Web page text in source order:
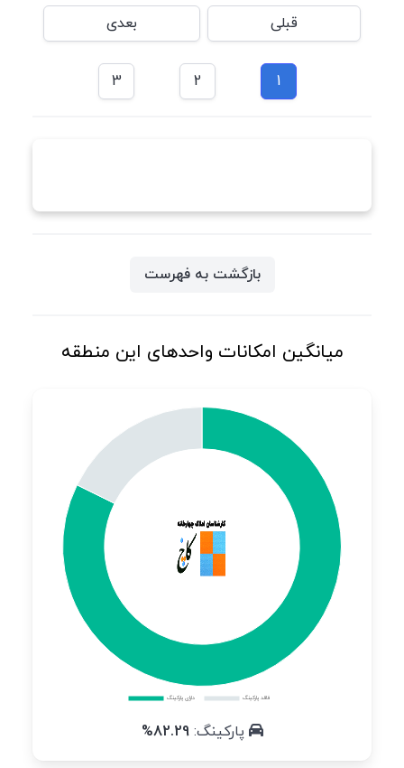
قبلی بعدی
1
2
3
بازگشت به فهرست
میانگین امکانات واحدهای این منطقه
پارکینگ:82.29%